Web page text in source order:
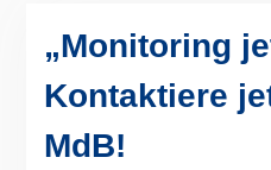
„Monitoring
Kontaktiere
MdB!